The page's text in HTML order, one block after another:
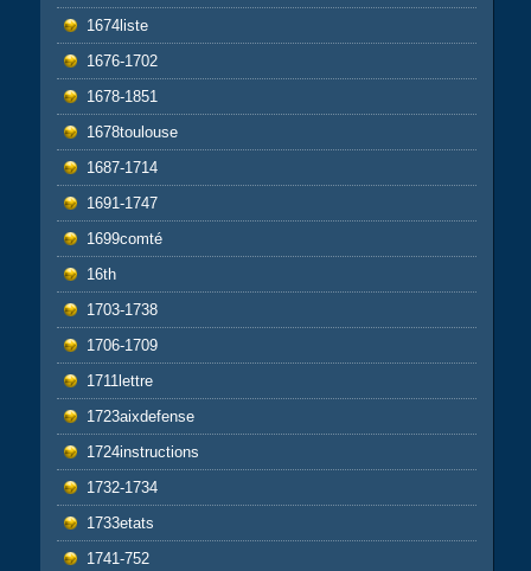
1674liste
1676-1702
1678-1851
1678toulouse
1687-1714
1691-1747
1699comté
16th
1703-1738
1706-1709
1711lettre
1723aixdefense
1724instructions
1732-1734
1733etats
1741-752